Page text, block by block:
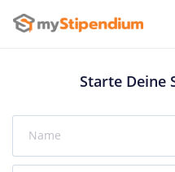
Starte Deine
Name